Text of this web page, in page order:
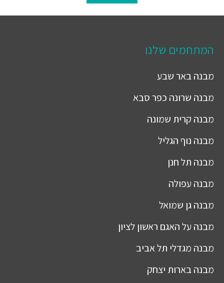
המתחמים שלנו
מבנהבאר שבע
מבנה שרונה כפר סבא
מבנה קרית שמונה
מבנה נוף הגליל
מבנה תל חנן
מבנה עפולה
מבנהגן שמואל
מבנה על האגם ראשון לציון
מבנה מגדלי תל אביב
מבנהבארות יצחק